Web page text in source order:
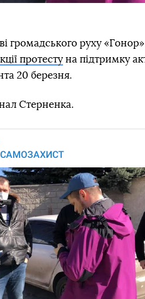
громадського руху
протесту на підтримку
20 березня.
Стерненка.